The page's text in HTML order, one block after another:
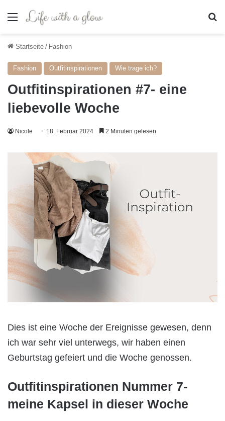
Menü
Startseite / Fashion
Fashion Outfitinspirationen Wie trage ich?
Outfitinspirationen #7- eine
liebevolle Woche
Nicole 18. Februar 2024 2 Minuten gelesen
Dies ist eine Woche der Ereignisse gewesen, denn
ich war sehr viel unterwegs, wir haben einen
Geburtstag gefeiert und die Woche genossen.
Outfitinspirationen Nummer 7-
meine Kapsel in dieser Woche